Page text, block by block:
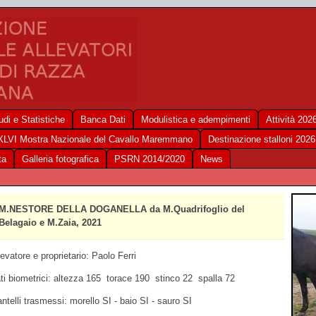
e Statistiche Banca Dati Modulistica e adempimenti
Attività
Mostra Nazionale del Cavallo Maremmano
Destinazione stalloni 2026
Galleria fotografica PSRN 2014/2020 News
DELLA DOGANELLA da M.Quadrifoglio del
e M.Zaia, 2021
e proprietario: Paolo Ferri
biometrici: altezza 165 torace 190 stinco 22 spalla 72
trasmessi: morello SI - baio SI - sauro SI